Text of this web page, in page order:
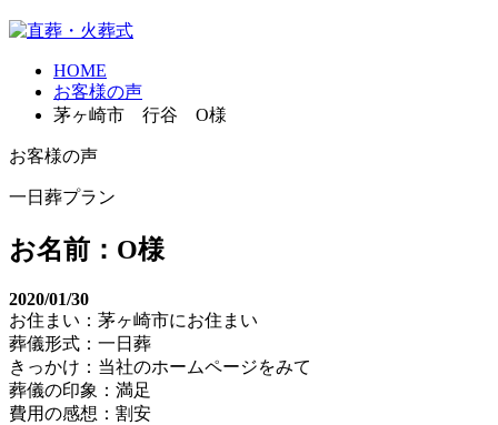
HOME
お客様の声
茅ヶ崎市 行谷 O様
お客様の声
一日葬プラン
お名前：O様
2020/01/30
お住まい：茅ヶ崎市にお住まい
葬儀形式：一日葬
きっかけ：当社のホームページをみて
葬儀の印象：満足
費用の感想：割安